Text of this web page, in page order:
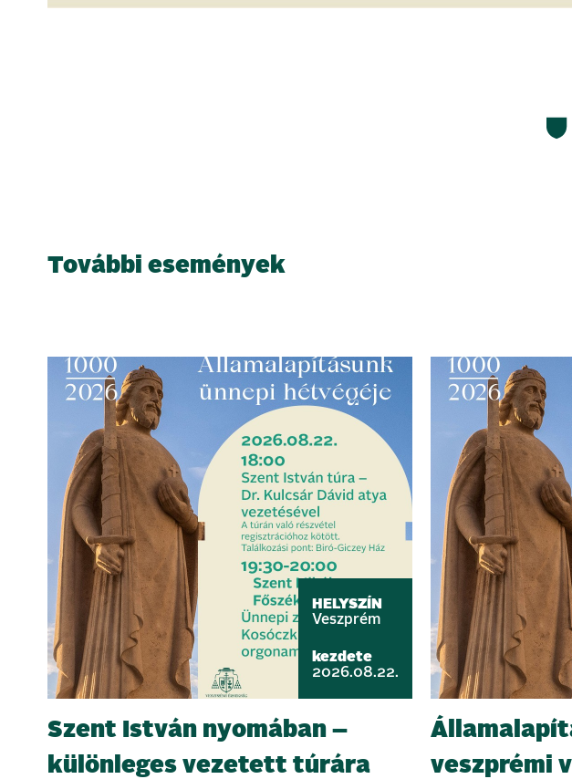
További események
HELYSZÍN
Veszprém
kezdete
2026.08.22.
Szent István nyomában –
különleges vezetett túrára
veszprémi